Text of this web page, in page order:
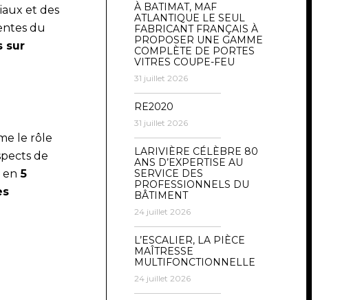
et des
du
sur
le rôle
de
en 5
À BATIMAT, MAF
ATLANTIQUE LE SEUL
FABRICANT FRANÇAIS À
PROPOSER UNE GAMME
COMPLÈTE DE PORTES
VITRES COUPE-FEU
31 juillet 2026
RE2020
31 juillet 2026
LARIVIÈRE CÉLÈBRE 80
ANS D’EXPERTISE AU
SERVICE DES
PROFESSIONNELS DU
BÂTIMENT
24 juillet 2026
L’ESCALIER, LA PIÈCE
MAÎTRESSE
MULTIFONCTIONNELLE
24 juillet 2026